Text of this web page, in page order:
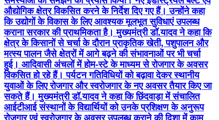
औद्योगिक क्षेत्र विकसित करने के निर्देश दिए गए हैं। उन्होंने कहा
कि उद्योगों के विकास के लिए आवश्यक मूलभूत सुविधाएं उपलब्ध
कराना सरकार की प्राथमिकता है। मुख्यमंत्री डॉ.यादव ने कहा कि
क्षेत्र के किसानों से चर्चा के दौरान प्राकृतिक खेती, पशुपालन और
मत्स्य पालन जैसे क्षेत्रों में आगे बढ़ने की संभावनाओं पर भी चर्चा
हुई। आदिवासी अंचलों में होम-स्टे के माध्यम से रोजगार के अवसर
विकसित हो रहे हैं। पर्यटन गतिविधियों को बढ़ावा देकर स्थानीय
युवाओं के लिए रोजगार और स्वरोजगार के नए अवसर तैयार किए जा
सकते हैं। मुख्यमंत्री डॉ.यादव ने कहा कि छिंदवाड़ा में संचालित
आईटीआई संस्थानों के विद्यार्थियों को उनके प्रशिक्षण के अनुरूप